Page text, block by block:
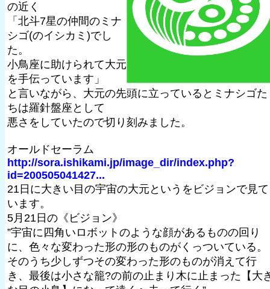
の近く
「北斗7星の仲間のミナ
シゴ(のイシカミ)でし
た。
小鳥座に助けられて大元
を手伝っています」
と言いながら、大元の先頭に立っているとミナシゴた
ちは羅針盤座として
悪さをしていたので切り刻みました。
オールドセーラム
http://sora.ishikami.jp/image_dir/index.php?
id=200505041427...
21日に大きい目の宇宙の大元というをビジョンで見て
います。
5月21日の《ビジョン》
”宇宙に四角いロボットのような顔があるものの回り
に、色々な変わった形の形のものがくっついている。
そのうち少しずつその変わった形のものが消えて行
き、最後は小さな籠?の前の止まり木に止まった【大